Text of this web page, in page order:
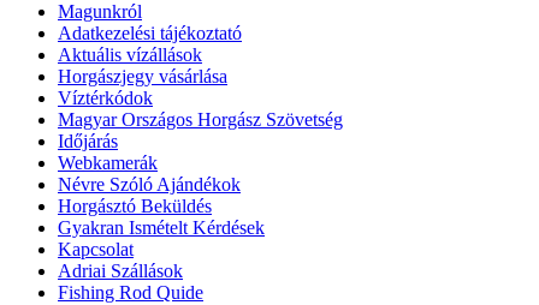
Magunkról
Adatkezelési tájékoztató
Aktuális vízállások
Horgászjegy vásárlása
Víztérkódok
Magyar Országos Horgász Szövetség
Időjárás
Webkamerák
Névre Szóló Ajándékok
Horgásztó Beküldés
Gyakran Ismételt Kérdések
Kapcsolat
Adriai Szállások
Fishing Rod Quide